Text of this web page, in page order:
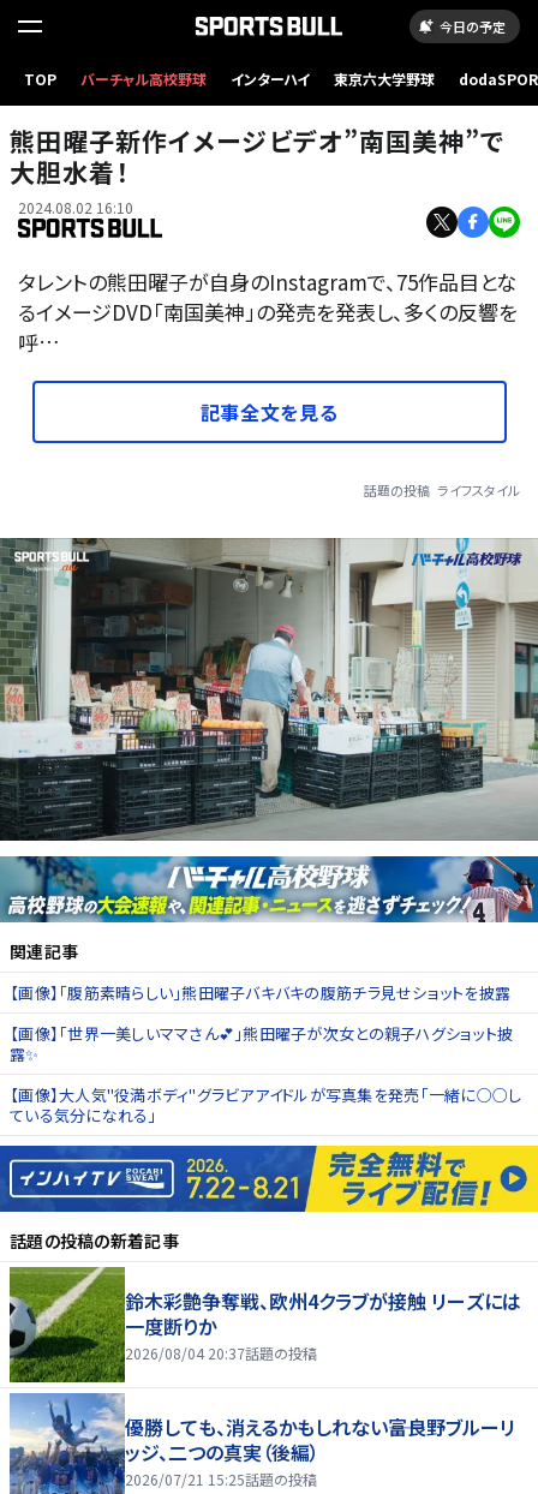
今日の予定
TOP バーチャル高校野球 インターハイ 東京六大学野球
熊田曜子新作イメージビデオ”南国美神”で
大胆水着！
2024.08.02 16:10
タレントの熊田曜子が自身のInstagramで、75作品目とな
るイメージDVD「南国美神」の発売を発表し、多くの反響を
呼…
記事全文を見る
話題の投稿 ライフスタイル
関連記事
【画像】「腹筋素晴らしい」熊田曜子バキバキの腹筋チラ見せショットを披露
【画像】「世界一美しいママさん💕」熊田曜子が次女との親子ハグショット披
露✨
【画像】大人気"役満ボディ"グラビアアイドルが写真集を発売「一緒に○○し
ている気分になれる」
話題の投稿の新着記事
鈴木彩艶争奪戦、欧州4クラブが接触 リーズには
一度断りか
2026/08/04 20:37話題の投稿
優勝しても、消えるかもしれない――富良野ブルーリ
ッジ、二つの真実（後編）
2026/07/21 15:25話題の投稿